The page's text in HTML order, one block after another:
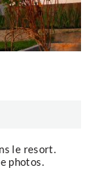
le resort.
photos.